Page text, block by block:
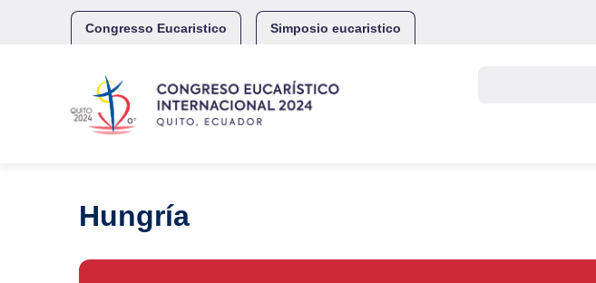
Congresso Eucaristico Simposio eucaristico
Hungría